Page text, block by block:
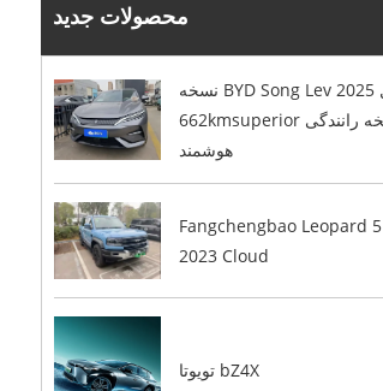
محصولات جدید
نسخه BYD Song Lev 2025 مدل
662kmsuperior نسخه رانندگی
هوشمند
Fangchengbao Leopard 5
2023 Cloud
تویوتا bZ4X